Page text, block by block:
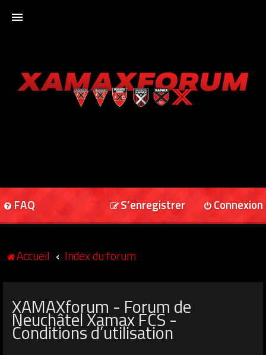
XAMAXFORUM
FAQ Connexion
S’enregistrer
Accueil Index du forum
XAMAXforum - Forum de
Neuchâtel Xamax FCS -
Conditions d’utilisation